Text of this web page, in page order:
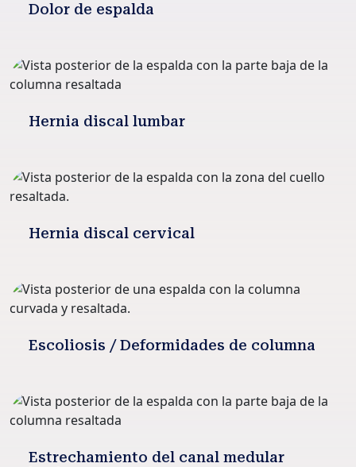
Dolor de espalda
Hernia discal lumbar
Hernia discal cervical
Escoliosis / Deformidades de columna
Estrechamiento del canal medular